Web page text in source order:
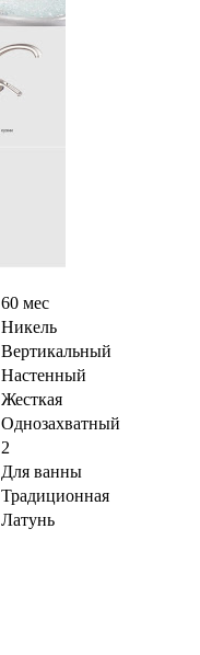
60 мес
Никель
Вертикальный
Настенный
Жесткая
Однозахватный
2
Для ванны
Традиционная
Латунь